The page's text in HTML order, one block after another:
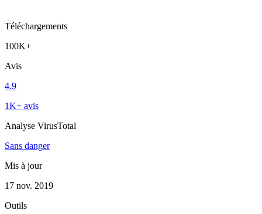
Téléchargements
100K+
Avis
4.9
1K+ avis
Analyse VirusTotal
Sans danger
Mis à jour
17 nov. 2019
Outils